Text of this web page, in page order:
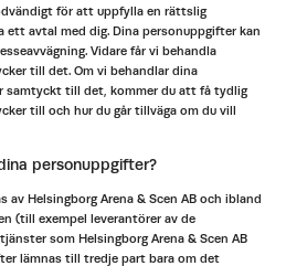
för att uppfylla en rättslig
avtal med dig. Dina personuppgifter kan
Vidare får vi behandla
till det. Om vi behandlar dina
samtyckt till det, kommer du att få tydlig
till och hur du går tillväga om du vill
personuppgifter?
av Helsingborg Arena & Scen AB och ibland
(till exempel leverantörer av de
som Helsingborg Arena & Scen AB
lämnas till tredje part bara om det